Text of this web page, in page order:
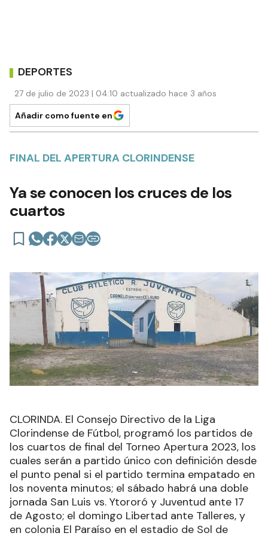
DEPORTES
27 de julio de 2023 | 04:10 actualizado hace 3 años
Añadir como fuente en
FINAL DEL APERTURA CLORINDENSE
Ya se conocen los cruces de los
cuartos
CLORINDA. El Consejo Directivo de la Liga
Clorindense de Fútbol, programó los partidos de
los cuartos de final del Torneo Apertura 2023, los
cuales serán a partido único con definición desde
el punto penal si el partido termina empatado en
los noventa minutos; el sábado habrá una doble
jornada San Luis vs. Ytororó y Juventud ante 17
de Agosto; el domingo Libertad ante Talleres, y
en colonia El Paraíso en el estadio de Sol de